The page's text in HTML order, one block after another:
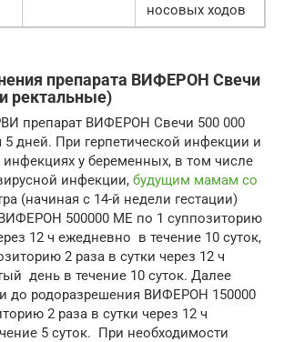
носовых ходов
препарата ВИФЕРОН Свечи
ректальные)
препарат ВИФЕРОН Свечи 500 000
5 дней. При герпетической инфекции и
инфекциях у беременных, в том числе
инфекции, будущим мамам со
(начиная с 14-й недели гестации)
500000 МЕ по 1 суппозиторию
12 ч ежедневно в течение 10 суток,
2 раза в сутки через 12 ч
день в течение 10 суток. Далее
до родоразрешения ВИФЕРОН 150000
2 раза в сутки через 12 ч
5 суток. При необходимости